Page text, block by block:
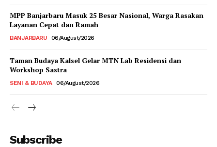
MPP Banjarbaru Masuk 25 Besar Nasional, Warga Rasakan
Layanan Cepat dan Ramah
BANJARBARU 06/August/2026
Taman Budaya Kalsel Gelar MTN Lab Residensi dan
Workshop Sastra
SENI & BUDAYA 06/August/2026
Subscribe